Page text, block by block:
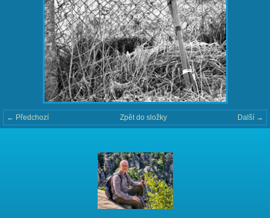
← Předchozí Další →
Zpět do složky